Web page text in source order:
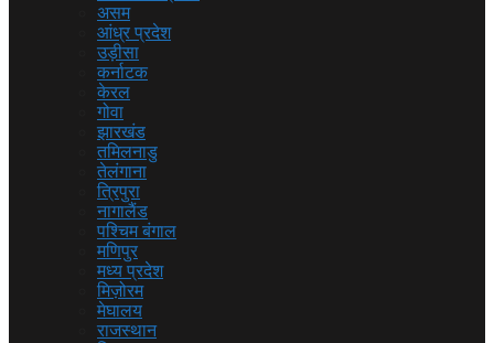
असम
आंध्र प्रदेश
उड़ीसा
कर्नाटक
केरल
गोवा
झारखंड
तमिलनाडु
तेलंगाना
त्रिपुरा
नागालैंड
पश्चिम बंगाल
मणिपुर
मध्य प्रदेश
मिज़ोरम
मेघालय
राजस्थान